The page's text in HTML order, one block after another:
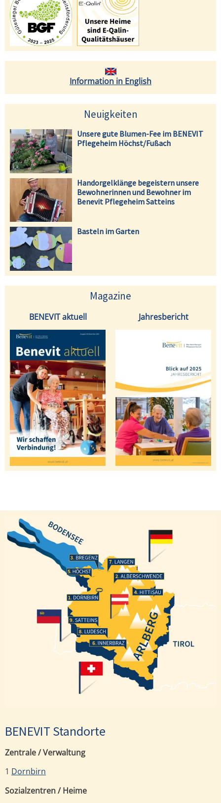
Information in English
Neuigkeiten
Unsere gute Blumen-Fee im BENEVIT
Pflegeheim Höchst/Fußach
Handorgelklänge begeistern unsere
Bewohnerinnen und Bewohner im
Benevit Pflegeheim Satteins
Basteln im Garten
Magazine
BENEVIT aktuell Jahresbericht
Dornbirn
Bregenz
Langen
Ludesch
Innerbraz
Alberschwende
Höchst
BENEVIT Standorte
Zentrale / Verwaltung
1 Dornbirn
Sozialzentren / Heime